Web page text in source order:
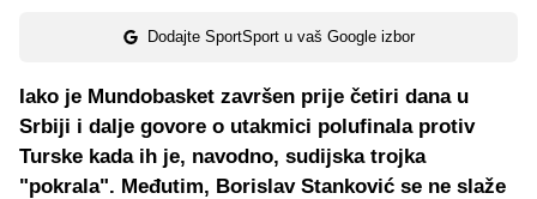
Dodajte SportSport u vaš Google izbor
Iako je Mundobasket završen prije četiri dana u
Srbiji i dalje govore o utakmici polufinala protiv
Turske kada ih je, navodno, sudijska trojka
"pokrala". Međutim, Borislav Stanković se ne slaže